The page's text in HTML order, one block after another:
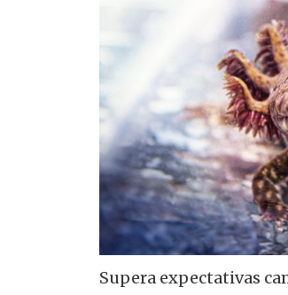
Supera expectativas